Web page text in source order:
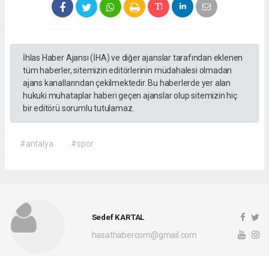
İhlas Haber Ajansı (İHA) ve diğer ajanslar tarafından eklenen
tüm haberler, sitemizin editörlerinin müdahalesi olmadan
ajans kanallarından çekilmektedir. Bu haberlerde yer alan
hukuki muhataplar haberi geçen ajanslar olup sitemizin hiç
bir editörü sorumlu tutulamaz.
#antalya #spor
Sedef KARTAL
hasathabercom@gmail.com